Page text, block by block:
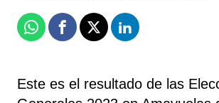
WhatsappFacebook
X Linkedin
Este es el resultado de las